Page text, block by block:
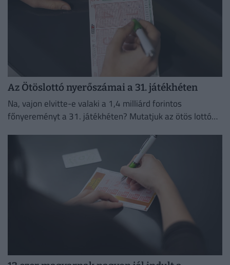
Az Ötöslottó nyerőszámai a 31. játékhéten
Na, vajon elvitte-e valaki a 1,4 milliárd forintos
főnyereményt a 31. játékhéten? Mutatjuk az ötös lottó